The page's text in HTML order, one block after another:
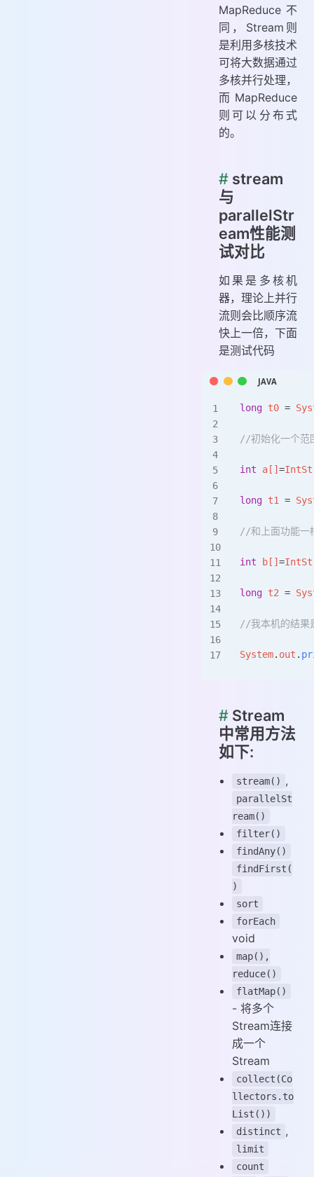
MapReduce不
同，Stream则
是利用多核技术
可将大数据通过
多核并行处理，
而MapReduce
则可以分布式
的。
# stream
与
parallelStr
eam性能测
试对比
如果是多核机
器，理论上并行
流则会比顺序流
快上一倍，下面
是测试代码
long t0 =
//初始化一个范
int a[]=
long t1 =
//和上面功能一
int b[]=
long t2 =
//我本机的结
System. out .
# Stream
中常用方法
如下:
stream() ,
parallelSt
ream()
filter()
findAny()
findFirst(
)
sort
forEach
void
map(),
reduce()
flatMap()
- 将多个
Stream连接
成一个
Stream
collect(Co
llectors.to
List())
distinct ,
limit
count